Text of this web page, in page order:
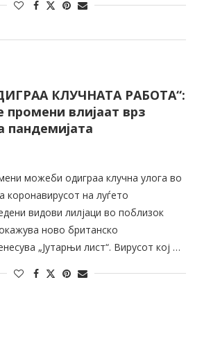
КЛУЧНАТА РАБОТА“:
промени влијаат врз
можеби одиграа клучна улога во
коронавирусот на луѓето
видови лилјаци во поблизок
ново британско
„Јутарњи лист“. Вирусот кој …